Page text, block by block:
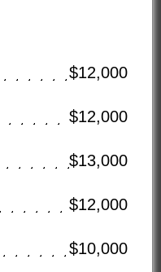
$12,000
$12,000
$13,000
$12,000
$10,000